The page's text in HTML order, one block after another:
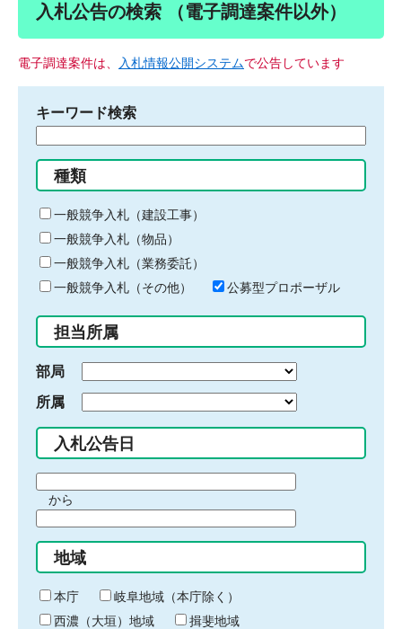
入札公告の検索 （電子調達案件以外）
電子調達案件は、 入札情報公開システムで公告しています
キーワード検索
る
キ
ー
ワ
ー
ド
入
力
種類
一般競争入札（建設工事）
一般競争入札（物品）
一般競争入札（業務委託）
一般競争入札（その他）
公募型プロポーザル
担当所属
部局
所属
入札公告日
間
始
り
から
間
終
わ
り
地域
本庁
岐阜地域（本庁除く）
西濃（大垣）地域
揖斐地域